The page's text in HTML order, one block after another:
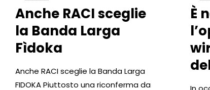
Anche RACI sceglie
la Banda Larga
Fìdoka
Anche RACI sceglie la Banda Larga
FIDOKA Piuttosto una riconferma da
È